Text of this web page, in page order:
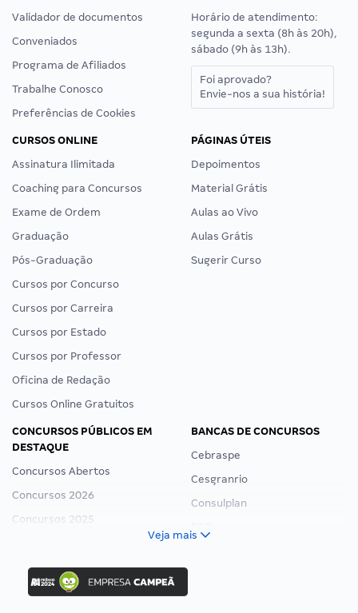
Validador de documentos
Conveniados
Programa de Afiliados
Trabalhe Conosco
Preferências de Cookies
Horário de atendimento:
segunda a sexta (8h às 20h),
sábado (9h às 13h).
Foi aprovado?
Envie-nos a sua história!
CURSOS ONLINE
Assinatura Ilimitada
Coaching para Concursos
Exame de Ordem
Graduação
Pós-Graduação
Cursos por Concurso
Cursos por Carreira
Cursos por Estado
Cursos por Professor
Oficina de Redação
Cursos Online Gratuitos
PÁGINAS ÚTEIS
Depoimentos
Material Grátis
Aulas ao Vivo
Aulas Grátis
Sugerir Curso
CONCURSOS PÚBLICOS EM
DESTAQUE
Concursos Abertos
Concursos 2026
Concursos 2025
Concurso Ibama
Concurso MPU
BANCAS DE CONCURSOS
Cebraspe
Cesgranrio
Consulplan
Veja mais